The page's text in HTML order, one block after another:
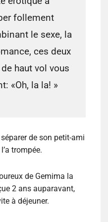
follement
le sexe, la
ces deux
haut vol vous
«Oh, la la! »
de son petit-ami
trompée.
de Gemima la
2 ans auparavant,
à déjeuner.